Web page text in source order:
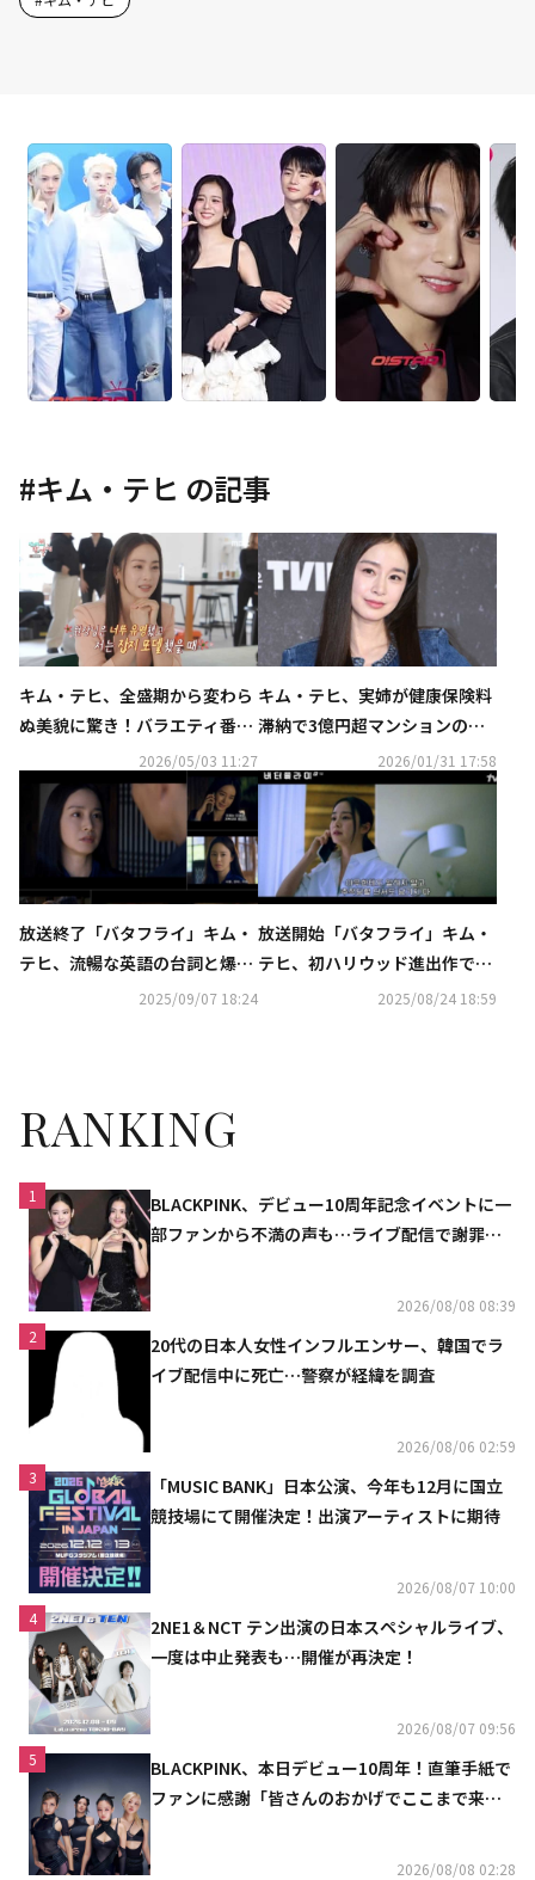
#キム・テヒ の記事
キム・テヒ、全盛期から変わら
ぬ美貌に驚き！バラエティ番組
に登場（動画あり）2026/05/03 11:27
キム・テヒ、実姉が健康保険料
滞納で3億円超マンションの差
し押さえも？報道にコメント
2026/01/31 17:58
放送終了「バタフライ」キム・
テヒ、流暢な英語の台詞と爆発
的な感情表現に絶賛の声【ネタ
2025/09/07 18:24
放送開始「バタフライ」キム・
テヒ、初ハリウッド進出作で熱
演を披露【ネタバレあり】
2025/08/24 18:59
RANKING
1
BLACKPINK、デビュー10周年記念イベントに一
部ファンから不満の声も…ライブ配信で謝罪
2026/08/08 08:39
2
20代の日本人女性インフルエンサー、韓国でラ
イブ配信中に死亡…警察が経緯を調査
2026/08/06 02:59
3
「MUSIC BANK」日本公演、今年も12月に国立
競技場にて開催決定！出演アーティストに期待
2026/08/07 10:00
4
2NE1＆NCT テン出演の日本スペシャルライブ、
一度は中止発表も…開催が再決定！
2026/08/07 09:56
5
BLACKPINK、本日デビュー10周年！直筆手紙で
ファンに感謝「皆さんのおかげでここまで来ら
2026/08/08 02:28